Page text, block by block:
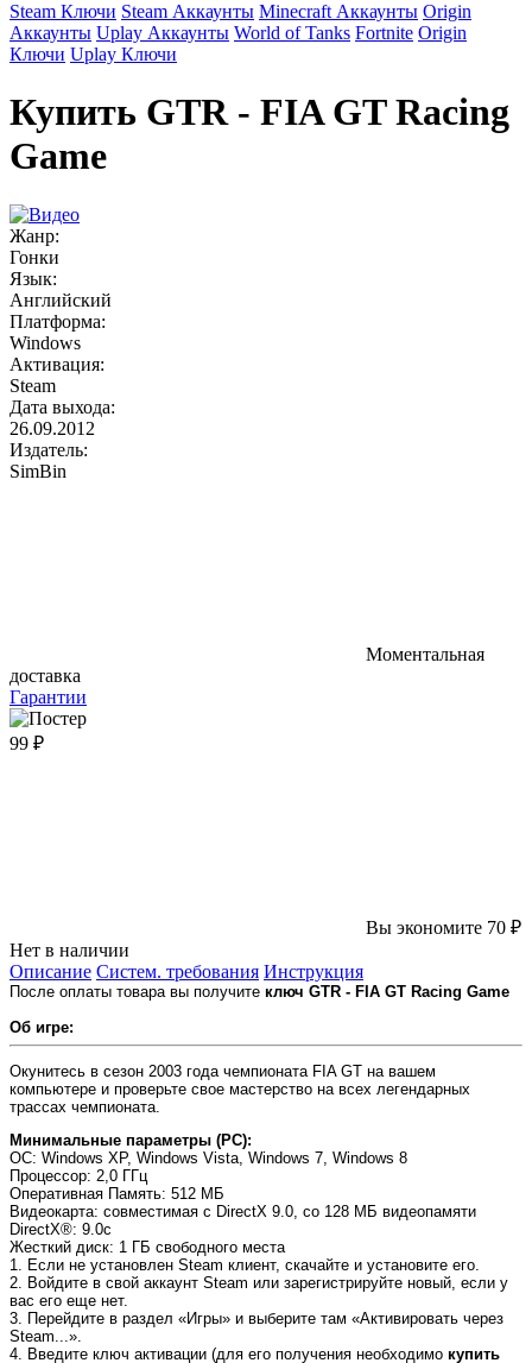
Steam Ключи Steam Аккаунты Minecraft Аккаунты Origin
Аккаунты Uplay Аккаунты World of Tanks Fortnite Origin
Ключи Uplay Ключи
Купить GTR - FIA GT Racing
Game
Жанр:
Гонки
Язык:
Английский
Платформа:
Windows
Активация:
Steam
Дата выхода:
26.09.2012
Издатель:
SimBin
Моментальная
доставка
Гарантии
99 ₽
Вы экономите 70 ₽
Нет в наличии
Описание Систем. требования Инструкция
После оплаты товара вы получите ключ GTR - FIA GT Racing Game
Об игре:
Окунитесь в сезон 2003 года чемпионата FIA GT на вашем
компьютере и проверьте свое мастерство на всех легендарных
трассах чемпионата.
Минимальные параметры (PC):
OC: Windows XP, Windows Vista, Windows 7, Windows 8
Процессор: 2,0 ГГц
Оперативная Память: 512 МБ
Видеокарта: совместимая с DirectX 9.0, со 128 МБ видеопамяти
DirectX®: 9.0c
Жесткий диск: 1 ГБ свободного места
1. Если не установлен Steam клиент, скачайте и установите его.
2. Войдите в свой аккаунт Steam или зарегистрируйте новый, если у
вас его еще нет.
3. Перейдите в раздел «Игры» и выберите там «Активировать через
Steam...».
4. Введите ключ активации (для его получения необходимо купить